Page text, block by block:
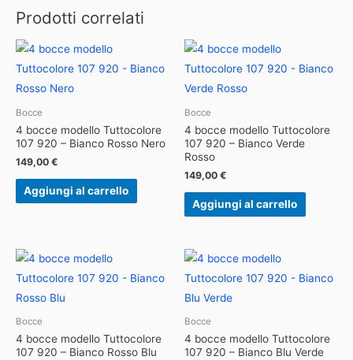
Prodotti correlati
Bocce
4 bocce modello Tuttocolore
107 920 – Bianco Rosso Nero
149,00 €
Aggiungi al carrello
Bocce
4 bocce modello Tuttocolore
107 920 – Bianco Verde
Rosso
149,00 €
Aggiungi al carrello
Bocce
4 bocce modello Tuttocolore
107 920 – Bianco Rosso Blu
Bocce
4 bocce modello Tuttocolore
107 920 – Bianco Blu Verde